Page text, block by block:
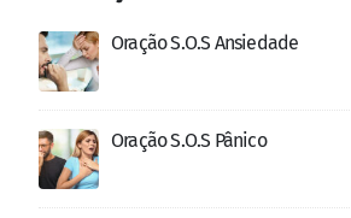
Oração S.O.S Ansiedade
Oração S.O.S Pânico